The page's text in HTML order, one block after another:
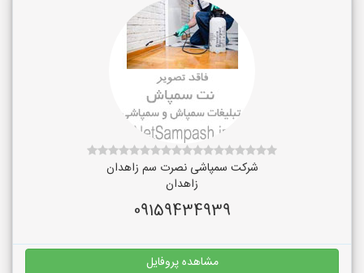
شرکت سمپاشی نصرت سم زاهدان
زاهدان
09159434939
مشاهده پروفایل